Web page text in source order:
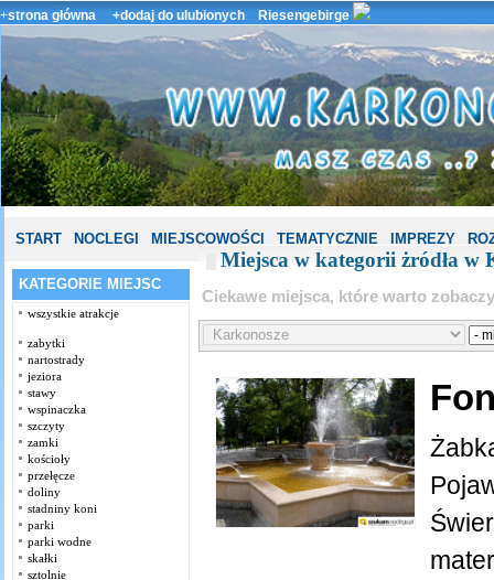
+strona główna +dodaj do ulubionych Riesengebirge
START NOCLEGI MIEJSCOWOŚCI TEMATYCZNIE IMPREZY
KATEGORIE MIEJSC
wszystkie atrakcje
zabytki
nartostrady
jeziora
stawy
wspinaczka
szczyty
zamki
kościoły
przełęcze
doliny
stadniny koni
parki
parki wodne
skałki
sztolnie
Miejsca w kategorii żródła w
Ciekawe miejsca, które warto